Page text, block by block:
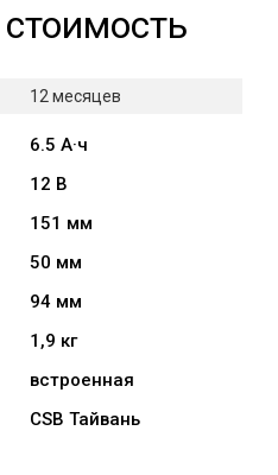
12 месяцев
6.5 А·ч
12 В
151 мм
50 мм
94 мм
1,9 кг
встроенная
CSB Тайвань